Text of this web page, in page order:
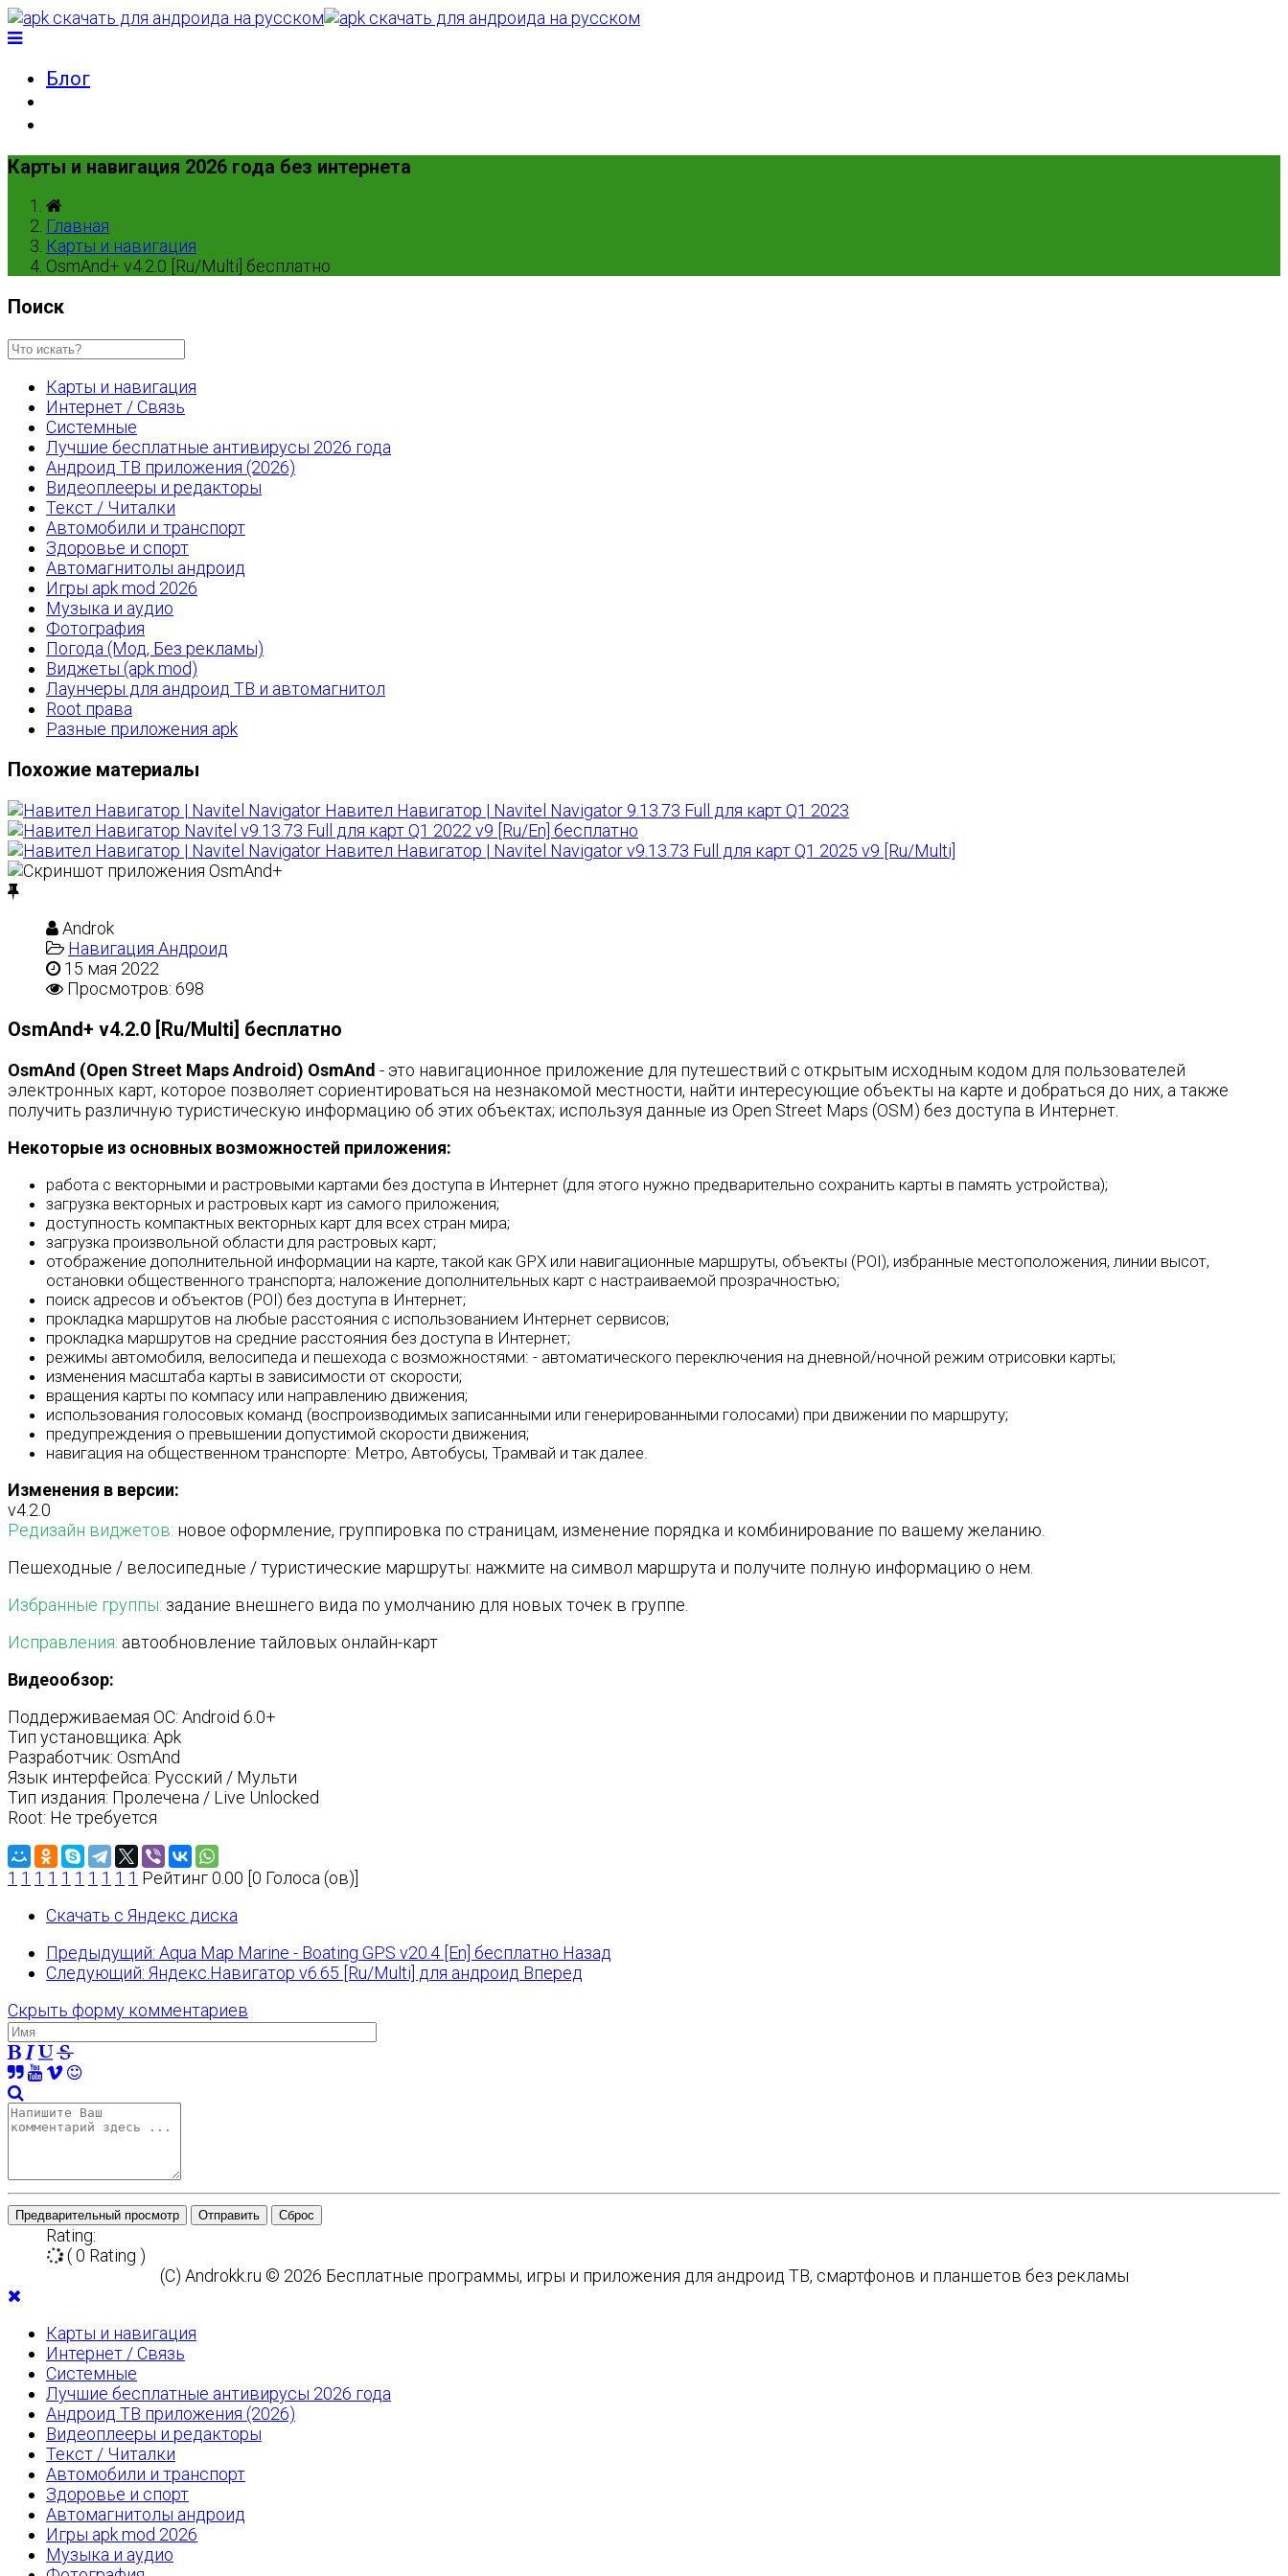
Блог
Карты и навигация 2026 года без интернета
Главная
Карты и навигация
OsmAnd+ v4.2.0 [Ru/Multi] бесплатно
Поиск
Карты и навигация
Интернет / Связь
Системные
Лучшие бесплатные антивирусы 2026 года
Андроид ТВ приложения (2026)
Видеоплееры и редакторы
Текст / Читалки
Автомобили и транспорт
Здоровье и спорт
Автомагнитолы андроид
Игры apk mod 2026
Музыка и аудио
Фотография
Погода (Мод, Без рекламы)
Виджеты (apk mod)
Лаунчеры для андроид ТВ и автомагнитол
Root права
Разные приложения apk
Похожие материалы
Навител Навигатор | Navitel Navigator 9.13.73 Full для карт Q1 2023
Navitel v9.13.73 Full для карт Q1 2022 v9 [Ru/En] бесплатно
Навител Навигатор | Navitel Navigator v9.13.73 Full для карт Q1 2025 v9 [Ru/Multi]
Androk
Навигация Андроид
15 мая 2022
Просмотров: 698
OsmAnd+ v4.2.0 [Ru/Multi] бесплатно
OsmAnd (Open Street Maps Android) OsmAnd - это навигационное приложение для путешествий с открытым исходным кодом для пользователей
электронных карт, которое позволяет сориентироваться на незнакомой местности, найти интересующие объекты на карте и добраться до них, а также
получить различную туристическую информацию об этих объектах; используя данные из Open Street Maps (OSM) без доступа в Интернет.
Некоторые из основных возможностей приложения:
работа с векторными и растровыми картами без доступа в Интернет (для этого нужно предварительно сохранить карты в память устройства);
загрузка векторных и растровых карт из самого приложения;
доступность компактных векторных карт для всех стран мира;
загрузка произвольной области для растровых карт;
отображение дополнительной информации на карте, такой как GPX или навигационные маршруты, объекты (POI), избранные местоположения, линии высот,
остановки общественного транспорта; наложение дополнительных карт с настраиваемой прозрачностью;
поиск адресов и объектов (POI) без доступа в Интернет;
прокладка маршрутов на любые расстояния с использованием Интернет сервисов;
прокладка маршрутов на средние расстояния без доступа в Интернет;
режимы автомобиля, велосипеда и пешехода с возможностями: - автоматического переключения на дневной/ночной режим отрисовки карты;
изменения масштаба карты в зависимости от скорости;
вращения карты по компасу или направлению движения;
использования голосовых команд (воспроизводимых записанными или генерированными голосами) при движении по маршруту;
предупреждения о превышении допустимой скорости движения;
навигация на общественном транспорте: Метро, Автобусы, Трамвай и так далее.
Изменения в версии:
v4.2.0
Редизайн виджетов: новое оформление, группировка по страницам, изменение порядка и комбинирование по вашему желанию.
Пешеходные / велосипедные / туристические маршруты: нажмите на символ маршрута и получите полную информацию о нем.
Избранные группы: задание внешнего вида по умолчанию для новых точек в группе.
Исправления: автообновление тайловых онлайн-карт
Видеообзор:
Поддерживаемая ОС: Android 6.0+
Тип установщика: Apk
Разработчик: OsmAnd
Язык интерфейса: Русский / Мульти
Тип издания: Пролечена / Live Unlocked
Root: Не требуется
1 1 1 1 1 1 1 1 1 1 Рейтинг 0.00 [0 Голоса (ов)]
Скачать с Яндекс диска
Предыдущий: Aqua Map Marine - Boating GPS v20.4 [En] бесплатно Назад
Следующий: Яндекс.Навигатор v6.65 [Ru/Multi] для андроид Вперед
Скрыть форму комментариев
Предварительный просмотр Отправить Сброс
Rating:
( 0 Rating )
(C) Androkk.ru © 2026 Бесплатные программы, игры и приложения для андроид ТВ, смартфонов и планшетов без рекламы
Карты и навигация
Интернет / Связь
Системные
Лучшие бесплатные антивирусы 2026 года
Андроид ТВ приложения (2026)
Видеоплееры и редакторы
Текст / Читалки
Автомобили и транспорт
Здоровье и спорт
Автомагнитолы андроид
Игры apk mod 2026
Музыка и аудио